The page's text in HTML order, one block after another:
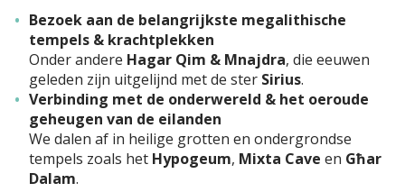
Bezoek aan de belangrijkste megalithische
tempels & krachtplekken
Onder andere Hagar Qim & Mnajdra, die eeuwen
geleden zijn uitgelijnd met de ster Sirius.
Verbinding met de onderwereld & het oeroude
geheugen van de eilanden
We dalen af in heilige grotten en ondergrondse
tempels zoals het Hypogeum, Mixta Cave en Għar
Dalam.